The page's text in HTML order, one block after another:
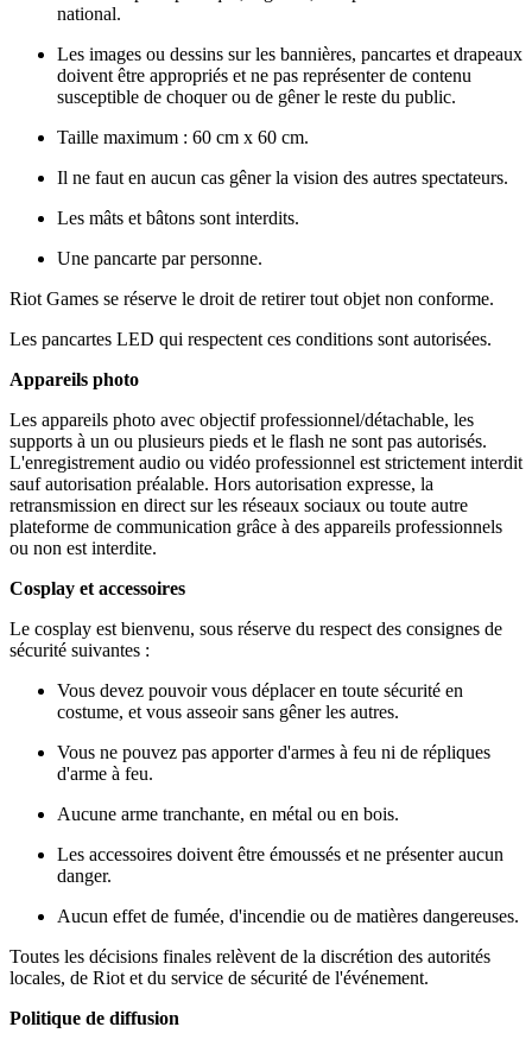
national.
Les images ou dessins sur les bannières, pancartes et drapeaux
doivent être appropriés et ne pas représenter de contenu
susceptible de choquer ou de gêner le reste du public.
Taille maximum : 60 cm x 60 cm.
Il ne faut en aucun cas gêner la vision des autres spectateurs.
Les mâts et bâtons sont interdits.
Une pancarte par personne.
Riot Games se réserve le droit de retirer tout objet non conforme.
Les pancartes LED qui respectent ces conditions sont autorisées.
Appareils photo
Les appareils photo avec objectif professionnel/détachable, les
supports à un ou plusieurs pieds et le flash ne sont pas autorisés.
L'enregistrement audio ou vidéo professionnel est strictement interdit
sauf autorisation préalable. Hors autorisation expresse, la
retransmission en direct sur les réseaux sociaux ou toute autre
plateforme de communication grâce à des appareils professionnels
ou non est interdite.
Cosplay et accessoires
Le cosplay est bienvenu, sous réserve du respect des consignes de
sécurité suivantes :
Vous devez pouvoir vous déplacer en toute sécurité en
costume, et vous asseoir sans gêner les autres.
Vous ne pouvez pas apporter d'armes à feu ni de répliques
d'arme à feu.
Aucune arme tranchante, en métal ou en bois.
Les accessoires doivent être émoussés et ne présenter aucun
danger.
Aucun effet de fumée, d'incendie ou de matières dangereuses.
Toutes les décisions finales relèvent de la discrétion des autorités
locales, de Riot et du service de sécurité de l'événement.
Politique de diffusion